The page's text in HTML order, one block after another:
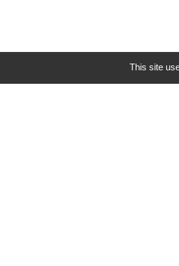
Horaires/
This site